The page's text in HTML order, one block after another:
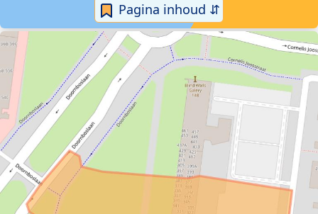
Pagina inhoud ⇵